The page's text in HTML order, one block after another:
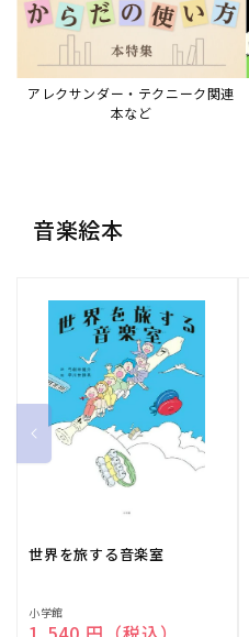
アレクサンダー・テクニーク関連
本など
音楽絵本
世界を旅する音楽室
販
小学館